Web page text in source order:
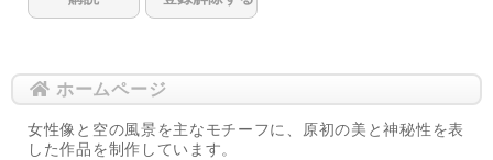
ホームページ
女性像と空の風景を主なモチーフに、原初の美と神秘性を表
した作品を制作しています。